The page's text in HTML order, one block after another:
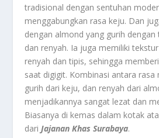
tradisional dengan sentuhan
menggabungkan rasa keju. Dan
dengan almond yang gurih
dan renyah. Ia juga memiliki
renyah dan tipis, sehingga
saat digigit. Kombinasi antara rasa
gurih dari keju, dan renyah dari
menjadikannya sangat lezat dan
Biasanya di kemas dalam kotak
dariJajanan Khas Surabaya.